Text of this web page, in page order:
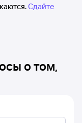
Сдайте
о том,